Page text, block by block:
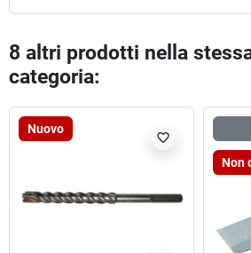
8 altri prodotti nella
categoria:
Nuovo
favorite_border
Non